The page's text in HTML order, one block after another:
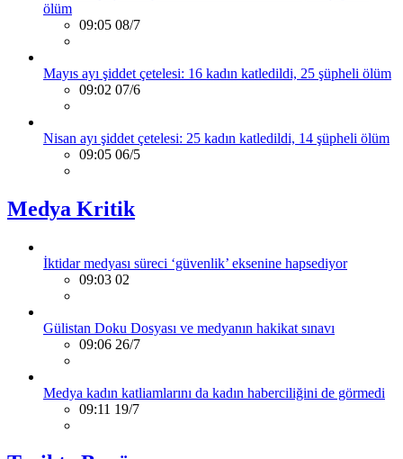
ölüm
09:05 08/7
Mayıs ayı şiddet çetelesi: 16 kadın katledildi, 25 şüpheli ölüm
09:02 07/6
Nisan ayı şiddet çetelesi: 25 kadın katledildi, 14 şüpheli ölüm
09:05 06/5
Medya Kritik
İktidar medyası süreci ‘güvenlik’ eksenine hapsediyor
09:03 02
Gülistan Doku Dosyası ve medyanın hakikat sınavı
09:06 26/7
Medya kadın katliamlarını da kadın haberciliğini de görmedi
09:11 19/7